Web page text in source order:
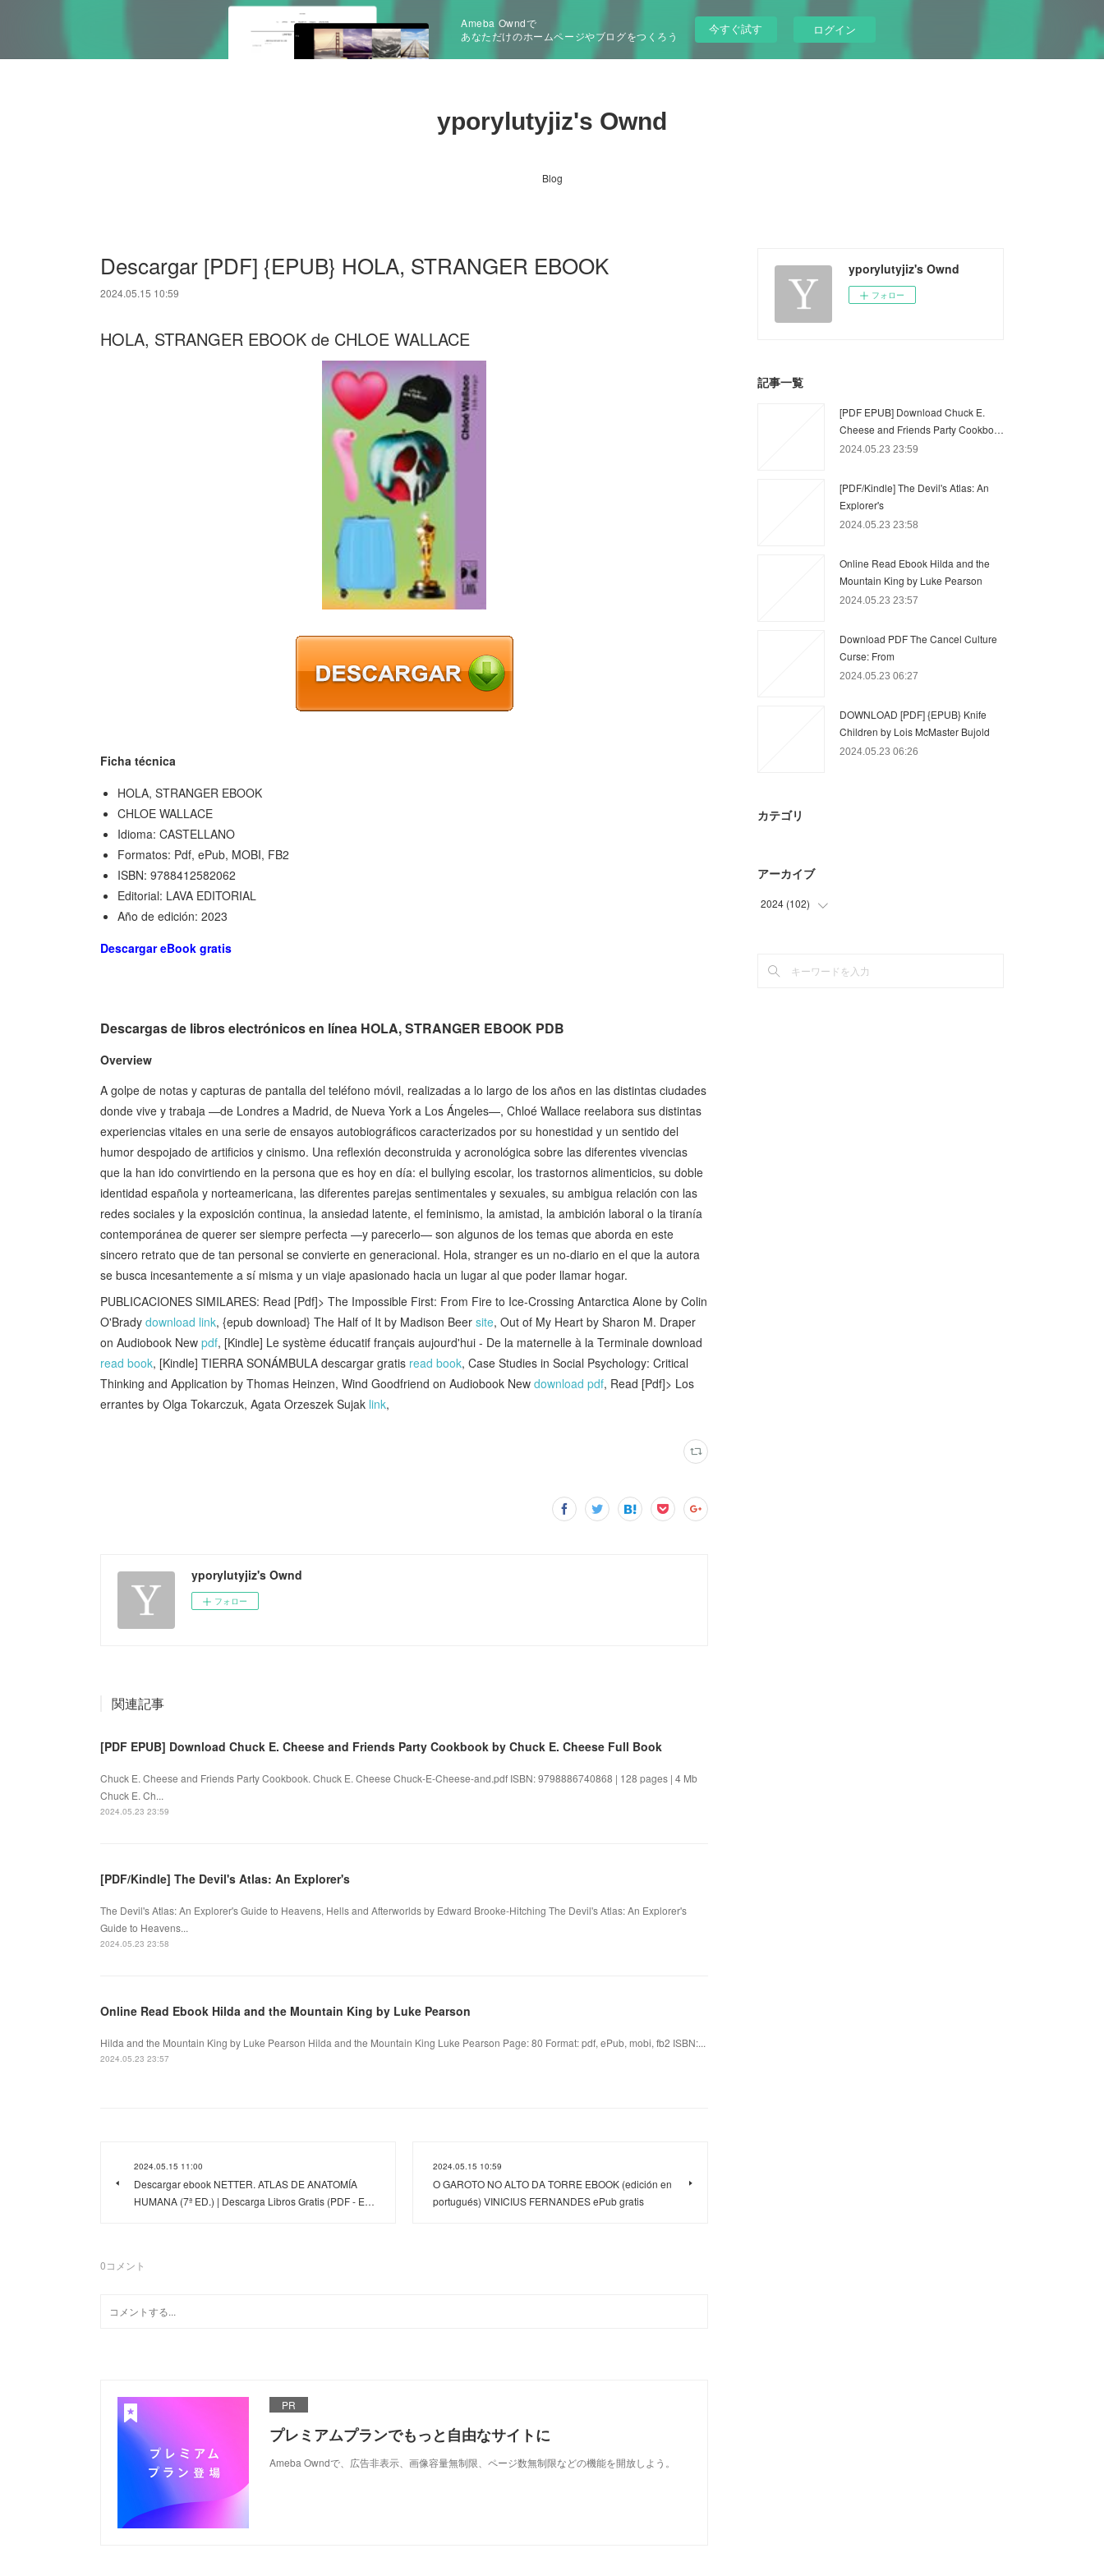
Ameba Owndで
あなただけのホームページやブログをつくろう
今すぐ試す ログイン
yporylutyjiz's Ownd
Blog
Descargar [PDF] {EPUB} HOLA, STRANGER EBOOK
2024.05.15 10:59
HOLA, STRANGER EBOOK de CHLOE WALLACE
Ficha técnica
HOLA, STRANGER EBOOK
CHLOE WALLACE
Idioma: CASTELLANO
Formatos: Pdf, ePub, MOBI, FB2
ISBN: 9788412582062
Editorial: LAVA EDITORIAL
Año de edición: 2023
Descargar eBook gratis
Descargas de libros electrónicos en línea HOLA, STRANGER EBOOK PDB
Overview
A golpe de notas y capturas de pantalla del teléfono móvil, realizadas a lo largo de los años en las distintas ciudades
donde vive y trabaja —de Londres a Madrid, de Nueva York a Los Ángeles—, Chloé Wallace reelabora sus distintas
experiencias vitales en una serie de ensayos autobiográficos caracterizados por su honestidad y un sentido del
humor despojado de artificios y cinismo. Una reflexión deconstruida y acronológica sobre las diferentes vivencias
que la han ido convirtiendo en la persona que es hoy en día: el bullying escolar, los trastornos alimenticios, su doble
identidad española y norteamericana, las diferentes parejas sentimentales y sexuales, su ambigua relación con las
redes sociales y la exposición continua, la ansiedad latente, el feminismo, la amistad, la ambición laboral o la tiranía
contemporánea de querer ser siempre perfecta —y parecerlo— son algunos de los temas que aborda en este
sincero retrato que de tan personal se convierte en generacional. Hola, stranger es un no-diario en el que la autora
se busca incesantemente a sí misma y un viaje apasionado hacia un lugar al que poder llamar hogar.
PUBLICACIONES SIMILARES: Read [Pdf]> The Impossible First: From Fire to Ice-Crossing Antarctica Alone by Colin
O'Brady download link, {epub download} The Half of It by Madison Beer site, Out of My Heart by Sharon M. Draper
on Audiobook New pdf, [Kindle] Le système éducatif français aujourd'hui - De la maternelle à la Terminale download
read book, [Kindle] TIERRA SONÁMBULA descargar gratis read book, Case Studies in Social Psychology: Critical
Thinking and Application by Thomas Heinzen, Wind Goodfriend on Audiobook New download pdf, Read [Pdf]> Los
errantes by Olga Tokarczuk, Agata Orzeszek Sujak link,
yporylutyjiz's Ownd
フォロー
関連記事
[PDF EPUB] Download Chuck E. Cheese and Friends Party Cookbook by Chuck E. Cheese Full Book
Chuck E. Cheese and Friends Party Cookbook. Chuck E. Cheese Chuck-E-Cheese-and.pdf ISBN: 9798886740868 | 128 pages | 4 Mb
Chuck E. Ch...
2024.05.23 23:59
[PDF/Kindle] The Devil's Atlas: An Explorer's
The Devil's Atlas: An Explorer's Guide to Heavens, Hells and Afterworlds by Edward Brooke-Hitching The Devil's Atlas: An Explorer's
Guide to Heavens...
2024.05.23 23:58
Online Read Ebook Hilda and the Mountain King by Luke Pearson
Hilda and the Mountain King by Luke Pearson Hilda and the Mountain King Luke Pearson Page: 80 Format: pdf, ePub, mobi, fb2 ISBN:...
2024.05.23 23:57
2024.05.15 11:00
Descargar ebook NETTER. ATLAS DE ANATOMÍA
HUMANA (7ª ED.) | Descarga Libros Gratis (PDF - E…
2024.05.15 10:59
O GAROTO NO ALTO DA TORRE EBOOK (edición en
portugués) VINICIUS FERNANDES ePub gratis
0コメント
PR
プレミアムプランでもっと自由なサイトに
Ameba Owndで、広告非表示、画像容量無制限、ページ数無制限などの機能を開放しよう。
yporylutyjiz's Ownd
フォロー
記事一覧
[PDF EPUB] Download Chuck E.
Cheese and Friends Party Cookbo…
2024.05.23 23:59
[PDF/Kindle] The Devil's Atlas: An
Explorer's
2024.05.23 23:58
Online Read Ebook Hilda and the
Mountain King by Luke Pearson
2024.05.23 23:57
Download PDF The Cancel Culture
Curse: From
2024.05.23 06:27
DOWNLOAD [PDF] {EPUB} Knife
Children by Lois McMaster Bujold
2024.05.23 06:26
カテゴリ
アーカイブ
2024 (102)